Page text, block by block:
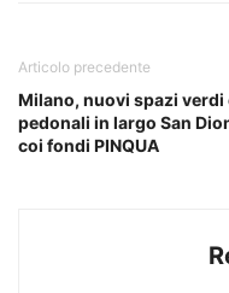
Articolo precedente
Milano, nuovi spazi verdi
pedonali in largo San
coi fondi PINQUA